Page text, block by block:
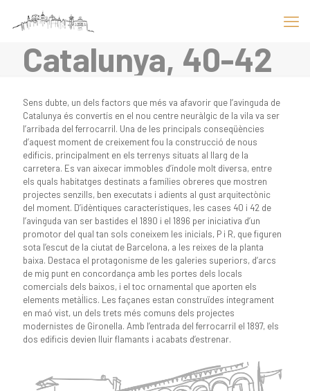
Catalunya, 40-42
Sens dubte, un dels factors que més va afavorir que l’avinguda de
Catalunya és convertís en el nou centre neuràlgic de la vila va ser
l’arribada del ferrocarril. Una de les principals conseqüències
d’aquest moment de creixement fou la construcció de nous
edificis, principalment en els terrenys situats al llarg de la
carretera. Es van aixecar immobles d’índole molt diversa, entre
els quals habitatges destinats a famílies obreres que mostren
projectes senzills, ben executats i adients al gust arquitectònic
del moment. D’idèntiques característiques, les cases 40 i 42 de
l’avinguda van ser bastides el 1890 i el 1896 per iniciativa d’un
promotor del qual tan sols coneixem les inicials, P i R, que figuren
sota l’escut de la ciutat de Barcelona, a les reixes de la planta
baixa. Destaca el protagonisme de les galeries superiors, d’arcs
de mig punt en concordança amb les portes dels locals
comercials dels baixos, i el toc ornamental que aporten els
elements metàl·lics. Les façanes estan construïdes íntegrament
en maó vist, un dels trets més comuns dels projectes
modernistes de Gironella. Amb l’entrada del ferrocarril el 1897, els
dos edificis devien lluir flamants i acabats d’estrenar.